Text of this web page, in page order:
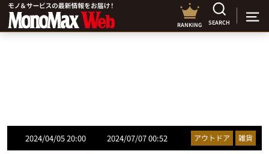
RANKING SEARCH
2024/04/05 20:00 2024/07/07 00:52 アウトドア 雑貨